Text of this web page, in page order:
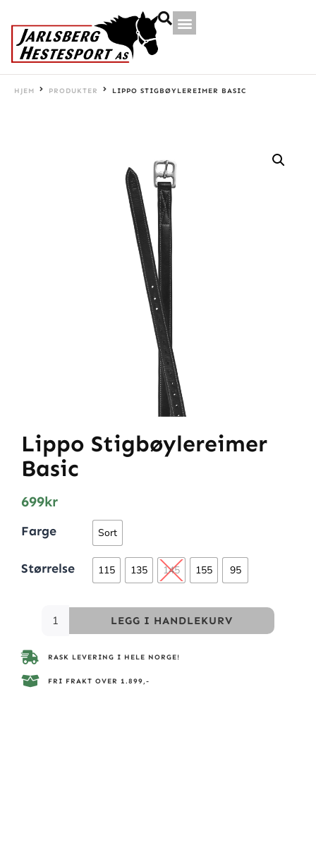
HJEM PRODUKTER LIPPO STIGBØYLEREIMER BASIC
Lippo Stigbøylereimer
Basic
699kr
Farge Sort
Størrelse 115 135 145 155 95
LEGG I HANDLEKURV
RASK LEVERING I HELE NORGE!
FRI FRAKT OVER 1.899,-